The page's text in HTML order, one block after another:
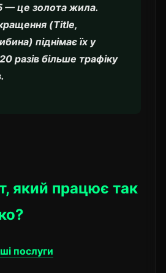
— це золота жила.
(Title,
піднімає їх у
разів більше трафіку
який працює так
послуги